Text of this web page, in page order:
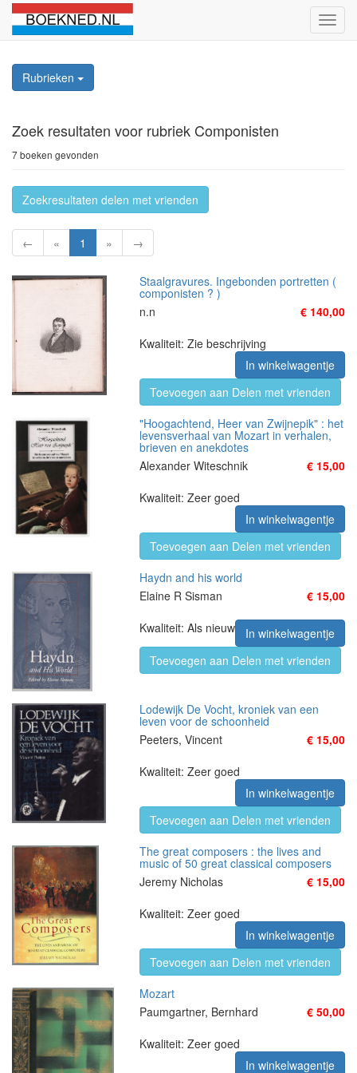
Rubrieken
Zoek resultaten voor rubriek Componisten
7 boeken gevonden
Zoekresultaten delen met vrienden
← « 1 » →
Staalgravures. Ingebonden portretten (
componisten ? )
n.n
€ 140,00
Kwaliteit: Zie beschrijving
In winkelwagentje
Toevoegen aan Delen met vrienden
"Hoogachtend, Heer van Zwijnepik" : het
levensverhaal van Mozart in verhalen,
brieven en anekdotes
Alexander Witeschnik
€ 15,00
Kwaliteit: Zeer goed
In winkelwagentje
Toevoegen aan Delen met vrienden
Haydn and his world
Elaine R Sisman
€ 15,00
Kwaliteit: Als nieuw
In winkelwagentje
Toevoegen aan Delen met vrienden
Lodewijk De Vocht, kroniek van een
leven voor de schoonheid
Peeters, Vincent
€ 15,00
Kwaliteit: Zeer goed
In winkelwagentje
Toevoegen aan Delen met vrienden
The great composers : the lives and
music of 50 great classical composers
Jeremy Nicholas
€ 15,00
Kwaliteit: Zeer goed
In winkelwagentje
Toevoegen aan Delen met vrienden
Mozart
Paumgartner, Bernhard
€ 50,00
Kwaliteit: Zeer goed
In winkelwagentje